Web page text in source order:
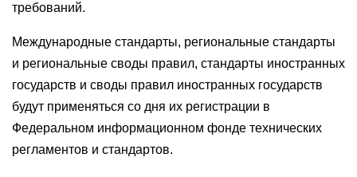
требований.
Международные стандарты, региональные стандарты
и региональные своды правил, стандарты иностранных
государств и своды правил иностранных государств
будут применяться со дня их регистрации в
Федеральном информационном фонде технических
регламентов и стандартов.